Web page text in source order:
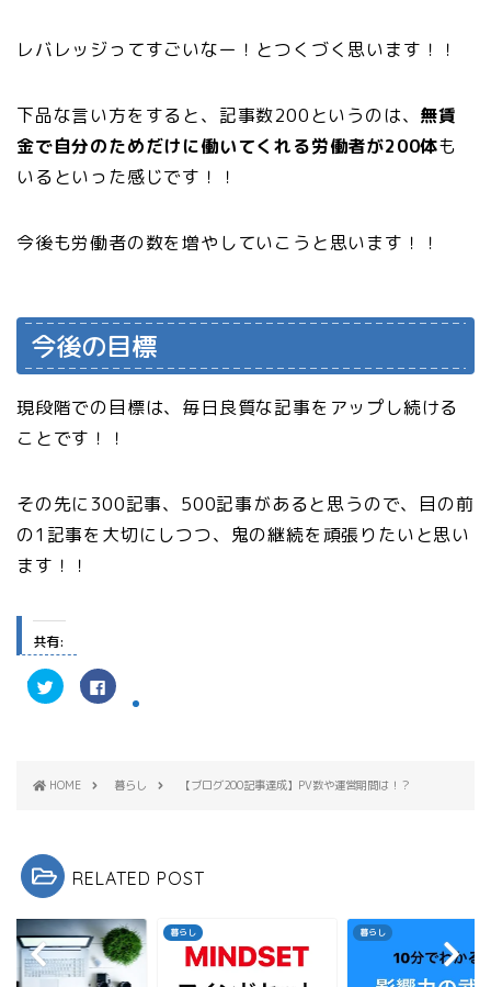
レバレッジってすごいなー！とつくづく思います！！
下品な言い方をすると、記事数200というのは、 無賃
金で自分のためだけに働いてくれる労働者が200体も
いるといった感じです！！
今後も労働者の数を増やしていこうと思います！！
今後の目標
現段階での目標は、毎日良質な記事をアップし続ける
ことです！！
その先に300記事、500記事があると思うので、目の前
の1記事を大切にしつつ、鬼の継続を頑張りたいと思い
ます！！
共有:
ク
リ
i
共
有
(
し
い
ウ
ィ
ン
F
a
で
ク
ク
し
て
く
だ
HOME 暮らし 【ブログ200記事達成】PV数や運営期間は！？
RELATED POST
暮らし 暮らし